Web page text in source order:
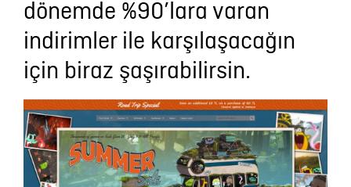
dönemde %90’lara varan
indirimler ile karşılaşacağın
için biraz şaşırabilirsin.